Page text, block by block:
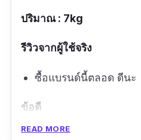
ปริมาณ : 7kg
รีวิวจากผู้ใช้จริง
ซื้อแบรนด์นี้ตลอด ดีนะ
ข้อดี
รสปลาทะเล
READ MORE